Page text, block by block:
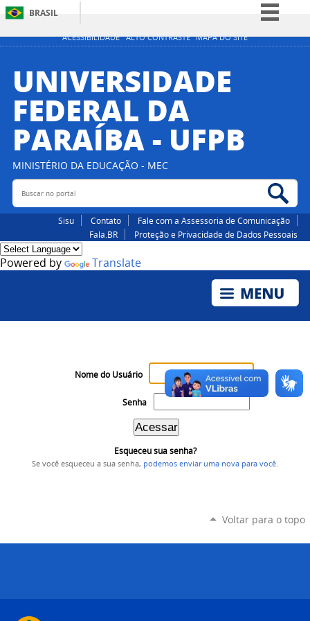
ACESSIBILIDADE ALTO CONTRASTE MAPA DO SITE
BRASIL
Simplifique!
Participe
Acesso à informação
Canais
UNIVERSIDADE
FEDERAL DA
PARAÍBA - UFPB
MINISTÉRIO DA EDUCAÇÃO - MEC
Buscar no portal
Sisu Contato
Fale com a Assessoria de Comunicação
Fala.BR
Proteção e Privacidade de Dados Pessoais
Powered by Translate
Nome do Usuário
Senha
Esqueceu sua senha?
Se você esqueceu a sua senha, podemos enviar uma nova para você
Voltar para o topo